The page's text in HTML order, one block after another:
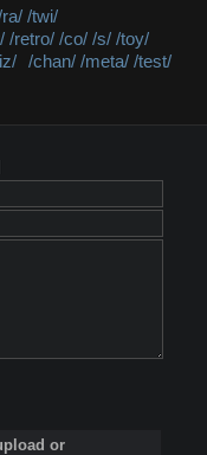
/twi/
/retro/ /co/ /s/ /toy/
/chan/ /meta/ /test/
or